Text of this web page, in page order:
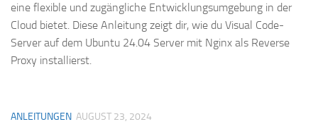
eine flexible und zugängliche Entwicklungsumgebung in der
Cloud bietet. Diese Anleitung zeigt dir, wie du Visual Code-
Server auf dem Ubuntu 24.04 Server mit Nginx als Reverse
Proxy installierst.
ANLEITUNGEN AUGUST 23, 2024